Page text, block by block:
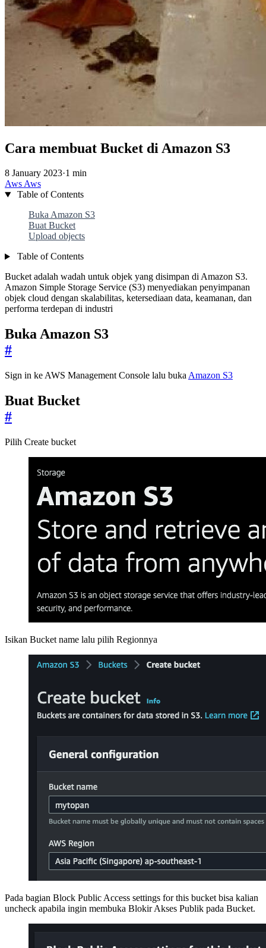
Cara membuat Bucket di Amazon S3
8 January 2023·1 min
AwsAws
Table of Contents
Buka Amazon S3
Buat Bucket
Upload objects
Table of Contents
Bucket adalah wadah untuk objek yang disimpan di Amazon S3.
Amazon Simple Storage Service (S3) menyediakan penyimpanan
objek cloud dengan skalabilitas, ketersediaan data, keamanan, dan
performa terdepan di industri
Buka Amazon S3
#
Sign in ke AWS Management Console lalu buka Amazon S3
Buat Bucket
#
Pilih Create bucket
Isikan Bucket name lalu pilih Regionnya
Pada bagian Block Public Access settings for this bucket bisa kalian
uncheck apabila ingin membuka Blokir Akses Publik pada Bucket.